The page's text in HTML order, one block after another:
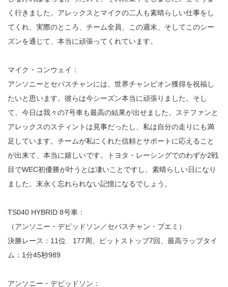
く行きました。アレックスとマイクの二人も素晴らしい仕事をし
てくれ、実際のところ、チーム全員、この週末、そしてこのシー
ズンを通じて、本当に頑張ってくれています。
マイク・コンウェイ：
アンソニーとセバスチャンには、世界チャンピオン獲得を祝福し
たいと思います。彼らは今シーズン本当に頑張りました。そし
て、今日は我々の7号車も最高の結果が出せました。ステファンと
アレックスのスティントは見事だったし、私は自分の走りにも満
足しています。チームが私にくれた信頼とサポートに応えること
が出来て、本当に嬉しいです。トヨタ・レーシングでのわずか2戦
目でWEC初優勝が叶うとは凄いことですし、素晴らしい日になり
ました。末永く忘れられない記憶になるでしょう。
TS040 HYBRID 8号車：
（アンソニー・デビッドソン／セバスチャン・ブエミ）
決勝レース：11位 177周、ピットストップ7回、最高ラップタイ
ム：1分45秒989
アンソニー・デビッドソン：